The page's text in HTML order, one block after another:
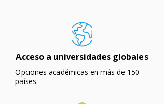
Acceso a universidades globales
Opciones académicas en más de 150
países.